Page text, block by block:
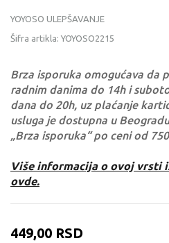
YOYOSO ULEPŠAVANJE
Šifra artikla: YOYOSO2215
Brza isporuka omogućava da
radnim danima do 14h i
dana do 20h, uz plaćanje
usluga je dostupna u
„Brza isporuka“ po ceni od
Više informacija o ovoj vrsti
ovde.
449,00 RSD